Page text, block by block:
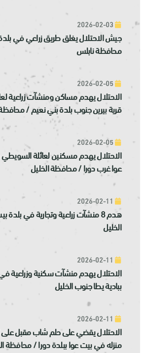
جيش الاحتلال يغلق طريق زراعي في
محافظة نابلس
الاحتلال يهدم مساكن ومنشآت زراعية
قرية بيرين جنوب بلدة بني نعيم /
الاحتلال يهدم مسكنين لعائلة
عوا غرب دورا / محافظة الخليل
هدم 8 منشآت زراعية وتجارية في
الخليل
الاحتلال يهدم منشآت سكنية وزراعية
ببادية يطا جنوب الخليل
الاحتلال يقضي على حلم شاب مقبل على
منزله في بيت عوا ببلدة دورا / محافظة